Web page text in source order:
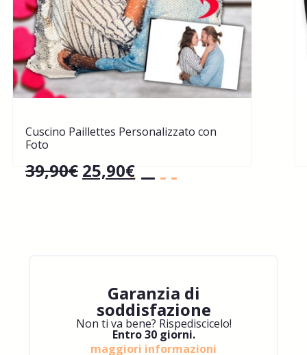
Cuscino Paillettes Personalizzato con
Foto
39,90€ 25,90€
Garanzia di
soddisfazione
Non ti va bene? Rispediscicelo!
Entro 30 giorni.
maggiori informazioni